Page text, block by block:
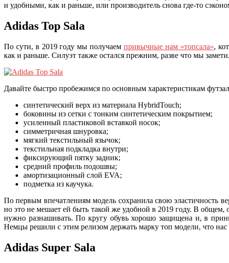
и удобными, как и раньше, или производитель снова где-то
Adidas Top Sala
По сути, в 2019 году мы получаем привычные нам «топсала»,
как и раньше. Силуэт также остался прежним, разве что мы
Давайте быстро пробежимся по основным характеристикам
синтетический верх из материала HybridTouch;
боковины из сетки с тонким синтетическим покрытием;
усиленный пластиковой вставкой носок;
симметричная шнуровка;
мягкий текстильный язычок;
текстильная подкладка внутри;
фиксирующий пятку задник;
средний профиль подошвы;
амортизационный слой EVA;
подметка из каучука.
По первым впечатлениям модель сохранила свою эластичность
но это не мешает ей быть такой же удобной в 2019 году. В
нужно разнашивать. По кругу обувь хорошо защищена и, в
Немцы решили с этим релизом держать марку топ модели, что нас
Adidas Super Sala